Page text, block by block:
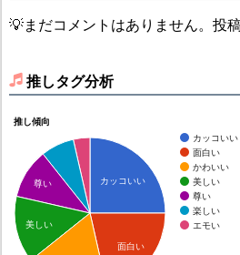
💡まだコメントはありません。投
推しタグ分析
推し傾向
カッコいい
面白い
かわいい
美しい
尊い
楽しい
エモい
カッコいい
面白い
尊い
美しい